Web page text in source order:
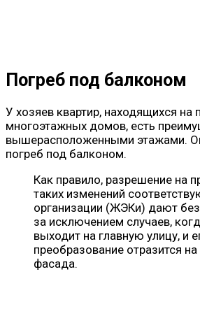
Погреб под балконом
У хозяев квартир, находящихся на
многоэтажных домов, есть
вышерасположенными этажами.
погреб под балконом.
Как правило, разрешение на
таких изменений
организации (ЖЭКи) дают без
за исключением случаев,
выходит на главную улицу, и
преобразование отразится
фасада.